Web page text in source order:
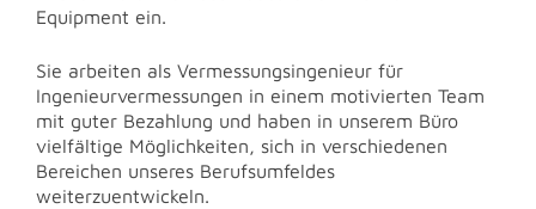
Equipment ein.
Sie arbeiten als Vermessungsingenieur für
Ingenieurvermessungen in einem motivierten Team
mit guter Bezahlung und haben in unserem Büro
vielfältige Möglichkeiten, sich in verschiedenen
Bereichen unseres Berufsumfeldes
weiterzuentwickeln.